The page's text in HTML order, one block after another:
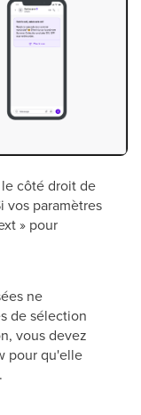
côté droit de
vos paramètres
» pour
ne
de sélection
vous devez
pour qu'elle